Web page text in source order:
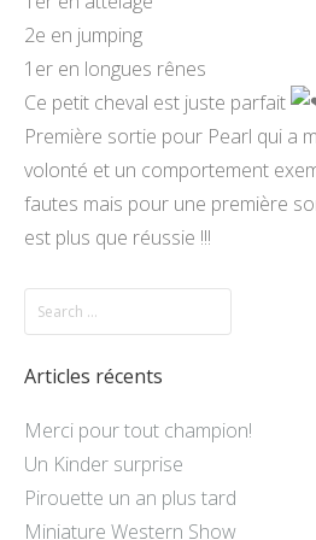
2e en jumping
1er en longues rênes
Ce petit cheval est juste parfait
Première sortie pour Pearl qui a
volonté et un comportement
fautes mais pour une première
est plus que réussie !!!
Articles récents
Merci pour tout champion!
Un Kinder surprise
Pirouette un an plus tard
Miniature Western Show